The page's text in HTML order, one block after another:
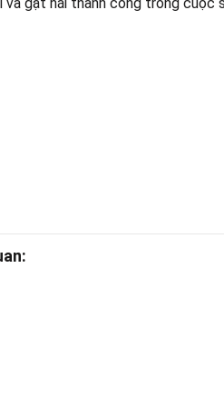
và gặt hái thành công trong cuộc